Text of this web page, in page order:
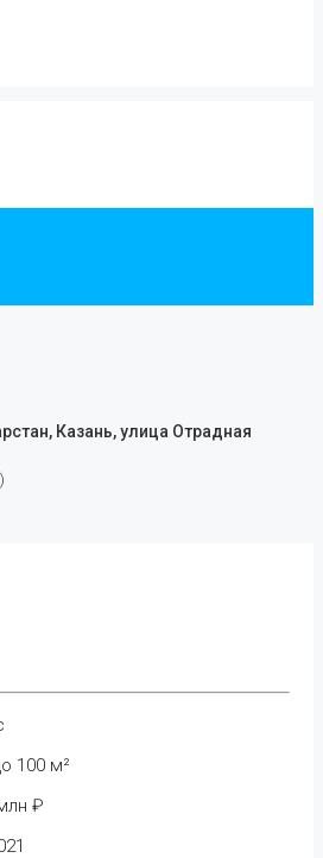
Казань, улица Отрадная
100 м²
₽